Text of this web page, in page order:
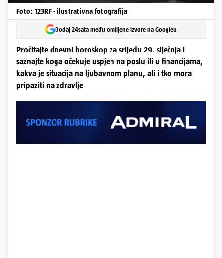
Foto: 123RF - ilustrativna fotografija
Dodaj 24sata među omiljene izvore na Googleu
Pročitajte dnevni horoskop za srijedu 29. siječnja i
saznajte koga očekuje uspjeh na poslu ili u financijama,
kakva je situacija na ljubavnom planu, ali i tko mora
pripaziti na zdravlje